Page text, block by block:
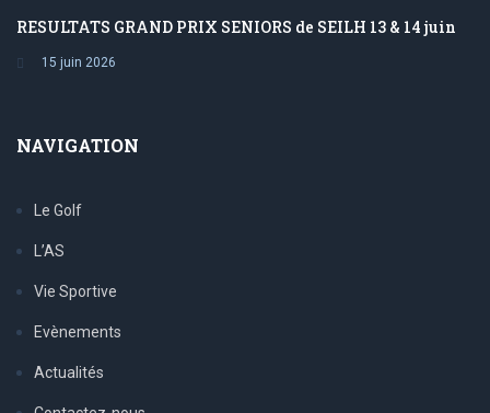
RESULTATS GRAND PRIX SENIORS de SEILH 13 & 14 juin
15 juin 2026
NAVIGATION
Le Golf
L’AS
Vie Sportive
Evènements
Actualités